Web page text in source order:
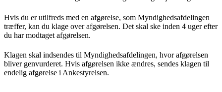
Hvis du er utilfreds med en afgørelse, som Myndighedsafdelingen
træffer, kan du klage over afgørelsen. Det skal ske inden 4 uger efter
du har modtaget afgørelsen.
Klagen skal indsendes til Myndighedsafdelingen, hvor afgørelsen
bliver genvurderet. Hvis afgørelsen ikke ændres, sendes klagen til
endelig afgørelse i Ankestyrelsen.